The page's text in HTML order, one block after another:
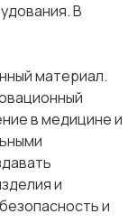
В
материал.
в медицине и
и
и